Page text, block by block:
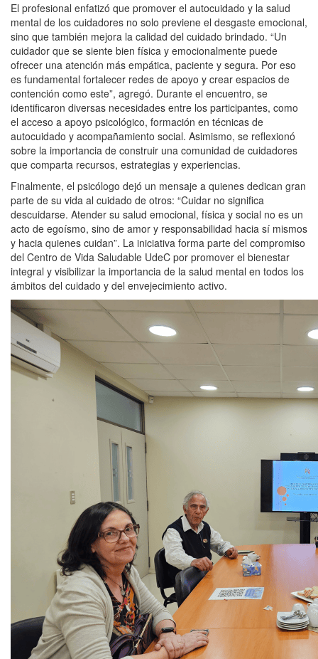
El profesional enfatizó que promover el autocuidado y la salud
mental de los cuidadores no solo previene el desgaste emocional,
sino que también mejora la calidad del cuidado brindado. “Un
cuidador que se siente bien física y emocionalmente puede
ofrecer una atención más empática, paciente y segura. Por eso
es fundamental fortalecer redes de apoyo y crear espacios de
contención como este”, agregó. Durante el encuentro, se
identificaron diversas necesidades entre los participantes, como
el acceso a apoyo psicológico, formación en técnicas de
autocuidado y acompañamiento social. Asimismo, se reflexionó
sobre la importancia de construir una comunidad de cuidadores
que comparta recursos, estrategias y experiencias.
Finalmente, el psicólogo dejó un mensaje a quienes dedican gran
parte de su vida al cuidado de otros: “Cuidar no significa
descuidarse. Atender su salud emocional, física y social no es un
acto de egoísmo, sino de amor y responsabilidad hacia sí mismos
y hacia quienes cuidan”. La iniciativa forma parte del compromiso
del Centro de Vida Saludable UdeC por promover el bienestar
integral y visibilizar la importancia de la salud mental en todos los
ámbitos del cuidado y del envejecimiento activo.